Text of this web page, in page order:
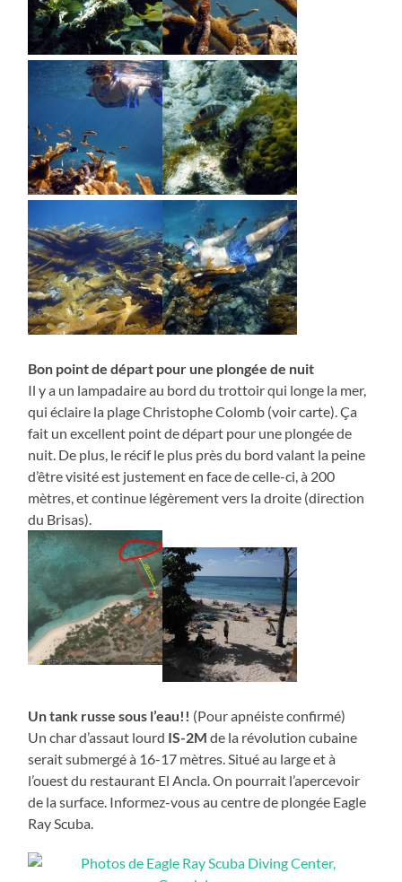
Bon point de départ pour une plongée de nuit
Il y a un lampadaire au bord du trottoir qui longe la mer,
qui éclaire la plage Christophe Colomb (voir carte). Ça
fait un excellent point de départ pour une plongée de
nuit. De plus, le récif le plus près du bord valant la peine
d’être visité est justement en face de celle-ci, à 200
mètres, et continue légèrement vers la droite (direction
du Brisas).
Un tank russe sous l’eau!! (Pour apnéiste confirmé)
Un char d’assaut lourd IS-2M de la révolution cubaine
serait submergé à 16-17 mètres. Situé au large et à
l’ouest du restaurant El Ancla. On pourrait l’apercevoir
de la surface. Informez-vous au centre de plongée Eagle
Ray Scuba.